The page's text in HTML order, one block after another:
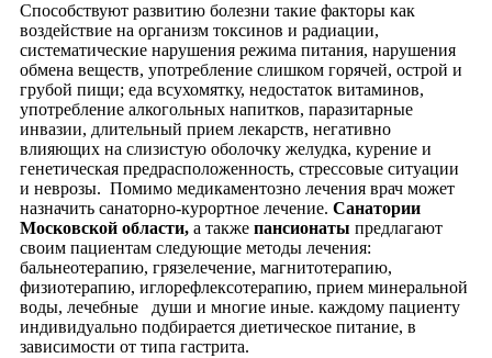
Способствуют развитию болезни такие факторы как
воздействие на организм токсинов и радиации,
систематические нарушения режима питания, нарушения
обмена веществ, употребление слишком горячей, острой и
грубой пищи; еда всухомятку, недостаток витаминов,
употребление алкогольных напитков, паразитарные
инвазии, длительный прием лекарств, негативно
влияющих на слизистую оболочку желудка, курение и
генетическая предрасположенность, стрессовые ситуации
и неврозы. Помимо медикаментозно лечения врач может
назначить санаторно-курортное лечение. Санатории
Московской области, а также пансионаты предлагают
своим пациентам следующие методы лечения:
бальнеотерапию, грязелечение, магнитотерапию,
физиотерапию, иглорефлексотерапию, прием минеральной
воды, лечебные души и многие иные. каждому пациенту
индивидуально подбирается диетическое питание, в
зависимости от типа гастрита.